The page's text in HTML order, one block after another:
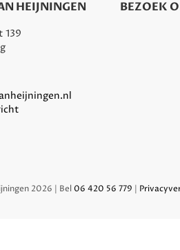
HEIJNINGEN
139
BEZOEK
2026 | Bel 06 420 56 779 |